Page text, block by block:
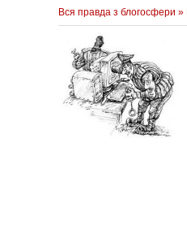
Вся правда з блогосфери »